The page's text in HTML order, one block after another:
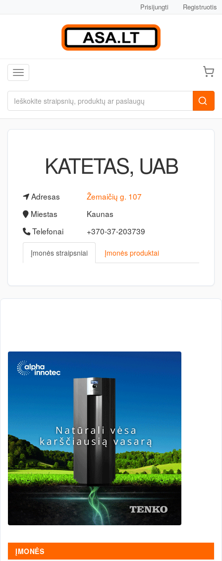
Prisijungti Registruotis
Toggle navigation
KATETAS, UAB
Adresas
Žemaičių g. 107
Miestas
Kaunas
Telefonai
+370-37-203739
Įmonės straipsniai Įmonės produktai
ĮMONĖS